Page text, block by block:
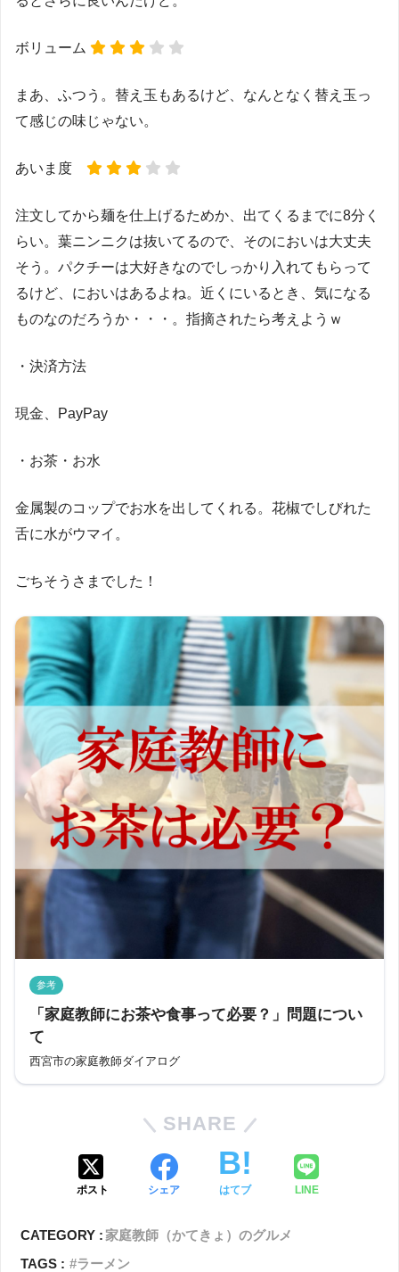
ボリューム
まあ、ふつう。替え玉もあるけど、なんとなく替え玉っ
て感じの味じゃない。
あいま度
注文してから麺を仕上げるためか、出てくるまでに8分く
らい。葉ニンニクは抜いてるので、そのにおいは大丈夫
そう。パクチーは大好きなのでしっかり入れてもらって
るけど、においはあるよね。近くにいるとき、気になる
ものなのだろうか・・・。指摘されたら考えようｗ
・決済方法
現金、PayPay
・お茶・お水
金属製のコップでお水を出してくれる。花椒でしびれた
舌に水がウマイ。
ごちそうさまでした！
参考
「家庭教師にお茶や食事って必要？」問題につい
て
西宮市の家庭教師ダイアログ
SHARE
ポスト シェア はてブ LINE
CATEGORY : 家庭教師（かてきょ）のグルメ
TAGS :
ラーメン